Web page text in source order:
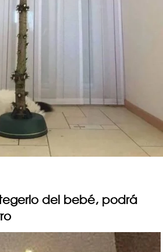
del bebé, podrá